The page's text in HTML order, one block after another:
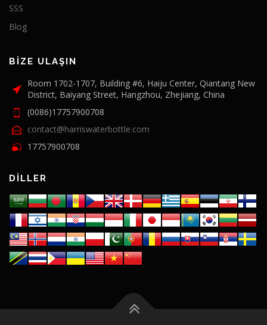
SSS
Blog
BIZE ULAŞIN
Room 1702-1707, Building #6, Haiju Center, Qiantang New
District, Baiyang Street, Hangzhou, Zhejiang, China
(0086)17757900708
contact@harriswaterbottle.com
17757900708
DILLER